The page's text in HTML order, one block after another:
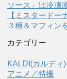
ソース」は冷凍
【ミスタードー
３種＆マフィン
カテゴリー
KALDI(カルディ)
アニメ／特撮